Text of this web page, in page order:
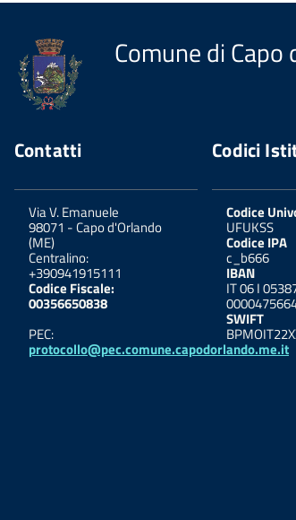
Comune di Capo
Contatti
Via V. Emanuele
98071 -Capo d'Orlando
(ME)
Centralino:
+390941915111
Codice Fiscale:
00356650838
PEC:
protocollo@pec.comune.capodorlando.me.it
Codici
Codice
UFUKSS
Codice IPA
c_b666
IBAN
IT 06 I
SWIFT